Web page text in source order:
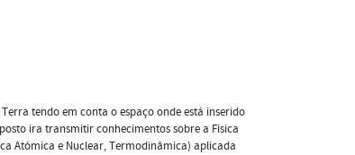
tendo em conta o espaço onde está inserido
ira transmitir conhecimentos sobre a Física
Atómica e Nuclear, Termodinâmica) aplicada